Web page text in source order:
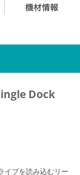
Dock
イブを読み込むリー